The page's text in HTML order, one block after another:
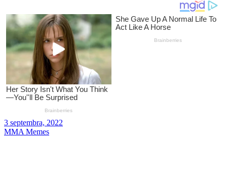
3 septembra, 2022
MMA Memes